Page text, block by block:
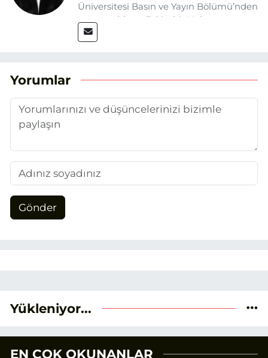
Üniversitesi Basın ve Yayın Bölümü’nden
mezun oldum. Eskişehir Haber
Ajansı’nda (EHA) muhabir ve editör
Yorumlar
Gönder
Yükleniyor...
EN ÇOK OKUNANLAR